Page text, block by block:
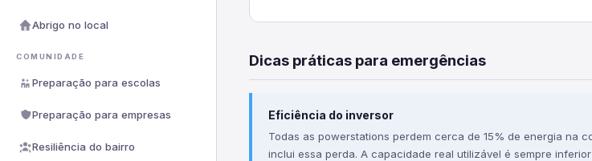
Abrigo no local
COMUNIDADE
Preparação para escolas
Preparação para empresas
Resiliência do bairro
Dicas práticas para emergências
Eficiência do inversor
Todas as powerstations perdem cerca de 15% de energia na
inclui essa perda. A capacidade real utilizável é sempre